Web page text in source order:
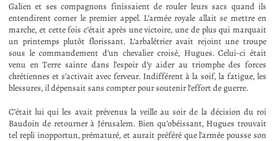
Galien et ses compagnons finissaient de rouler leurs sacs quand ils
entendirent corner le premier appel. L’armée royale allait se mettre en
marche, et cette fois c’était après une victoire, une de plus qui marquait
un printemps plutôt florissant. L’arbalétrier avait rejoint une troupe
sous le commandement d’un chevalier croisé, Hugues. Celui-ci était
venu en Terre sainte dans l’espoir d’y aider au triomphe des forces
chrétiennes et s’activait avec ferveur. Indifférent à la soif, la fatigue, les
blessures, il dépensait sans compter pour soutenir l’effort de guerre.
C’était lui qui les avait prévenus la veille au soir de la décision du roi
Baudoin de retourner à Jérusalem. Bien qu’obéissant, Hugues trouvait
tel repli inopportun, prématuré, et aurait préféré que l’armée pousse son